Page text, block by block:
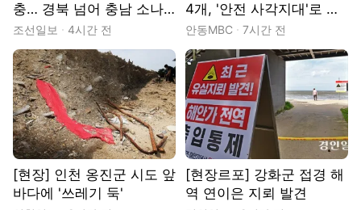
충… 경북 넘어 충남 소나
무도 시들었다
조선일보 4시간 전
4개, '안전 사각지대'로 방
치
안동MBC 7시간 전
[현장] 인천 옹진군 시도 앞
바다에 '쓰레기 둑'
[현장르포] 강화군 접경 해
역 연이은 지뢰 발견